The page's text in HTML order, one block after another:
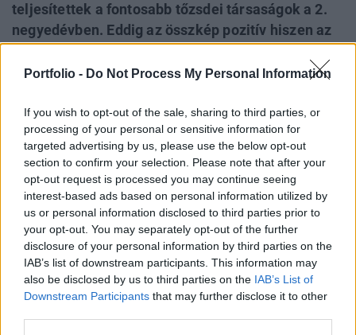
Portfolio - Do Not Process My Personal Information
If you wish to opt-out of the sale, sharing to third parties, or
processing of your personal or sensitive information for
targeted advertising by us, please use the below opt-out
section to confirm your selection. Please note that after your
opt-out request is processed you may continue seeing
interest-based ads based on personal information utilized by
us or personal information disclosed to third parties prior to
your opt-out. You may separately opt-out of the further
disclosure of your personal information by third parties on the
IAB’s list of downstream participants. This information may
also be disclosed by us to third parties on the IAB’s List of
Downstream Participants that may further disclose it to other
teljesítettek a fontosabb tőzsdei társaságok a 2.
negyedévben. Eddig az összkép pozitív hiszen az
papír (MOL, OTP, Matáv, Richter, Egis, FHB)
véletlen, hogy a BUX ismét csúcsa közelében van.
Vezető papírok. Molhatékonyságnövekedés a külföldi
befektetések növekvő hozzájárulása a profithoz kiváló
gazdálkodási környezet igen erőteljes cash-flow a vártnál
gyengébb pénzügyi sor Negyedéves eredmény
Menedzsment tájékoztató Menedzsment tájékoztató 2.
Matáva vártnál ugyan jobb, de yoy visszaeső árbevétel
gyenge teljesítményt nyújtó...
KEDVES OLVASÓNK!